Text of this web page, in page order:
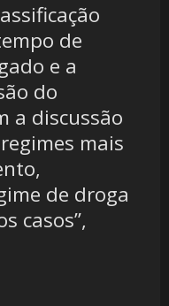
de
e a
do
a discussão
mais
de droga
casos”,